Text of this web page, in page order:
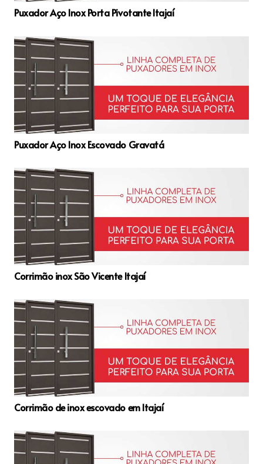
Puxador Aço Inox Porta Pivotante Itajaí
Puxador Aço Inox Escovado Gravatá
Corrimão inox São Vicente Itajaí
Corrimão de inox escovado em Itajaí